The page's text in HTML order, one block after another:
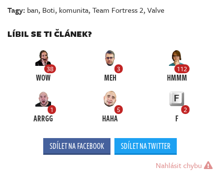
Tagy: ban, Boti, komunita,Team Fortress 2,Valve
LÍBIL SE TI ČLÁNEK?
38
WOW
3
MEH
112
HMMM
1
ARRGG
5
HAHA
2
F
SDÍLET NA FACEBOOK SDÍLET NA TWITTER
Nahlásit chybu